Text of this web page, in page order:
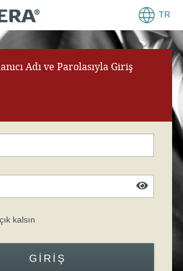
TR
Adı ve Parolasıyla Giriş
kalsın
GIRIŞ